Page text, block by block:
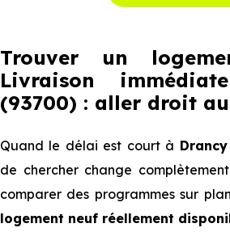
Trouver un
Livraison
(93700) : aller droit
Quand le délai est court à
de chercher change
comparer des programmes sur
logement neuf réellement